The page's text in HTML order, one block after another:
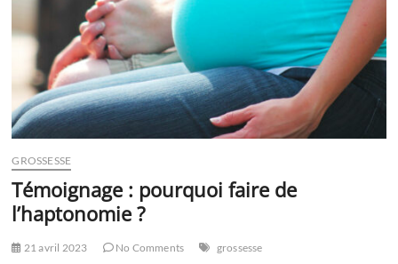
GROSSESSE
Témoignage : pourquoi faire de
l’haptonomie ?
21 avril 2023 No Comments grossesse